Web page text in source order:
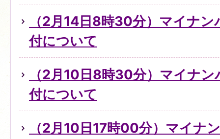
（2月14日8時30分）マイナ
付について
（2月10日8時30分）マイナ
付について
（2月10日17時00分）マイナ